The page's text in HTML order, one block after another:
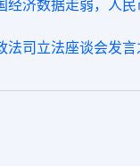
经济数据走弱，人
法司立法座谈会发言